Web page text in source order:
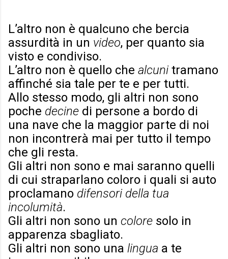
L’altro non è qualcuno che bercia
assurdità in un video, per quanto sia
visto e condiviso.
L’altro non è quello che alcunitramano
affinché sia tale per te e per tutti.
Allo stesso modo, gli altri non sono
poche decine di persone a bordo di
una nave che la maggior parte di noi
non incontrerà mai per tutto il tempo
che gli resta.
Gli altri non sono e mai saranno quelli
di cui straparlano coloro i quali si auto
proclamano difensori della tua
incolumità.
Gli altri non sono un colore solo in
apparenza sbagliato.
Gli altri non sono una lingua a te